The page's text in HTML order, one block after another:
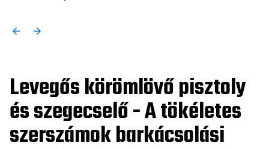
Levegős körömlövő pisztoly
és szegecselő - A tökéletes
szerszámok barkácsolási